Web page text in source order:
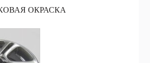
ОКРАСКА